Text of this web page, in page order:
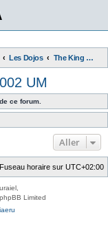
Les Dojos The King Of Fighters 2002 UM
UM
ce forum.
Aller
Fuseau horaire sur UTC+02:00
Limited